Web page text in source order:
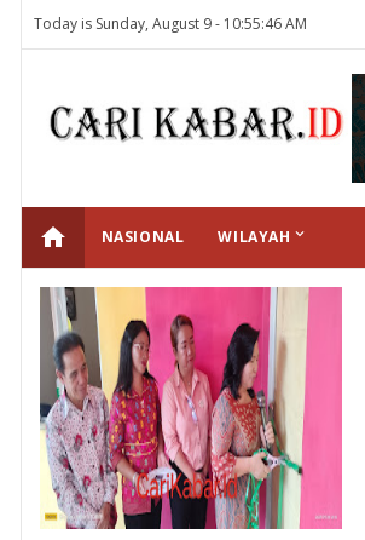
Today is Sunday, August 9 - 10:55:46 AM
home NASIONAL WILAYAH keyboard_arrow_down